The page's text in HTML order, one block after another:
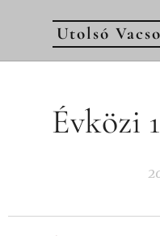
Utolsó
Évközi